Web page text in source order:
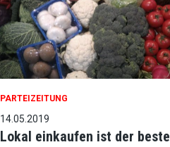
PARTEIZEITUNG
14.05.2019
Lokal einkaufen ist der beste